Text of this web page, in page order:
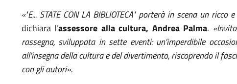
«"E... STATE CON LA BIBLIOTECA" porterà in scena un
dichiara l'assessore alla cultura, Andrea Palma.
rassegna, sviluppata in sette eventi: un'imperdibile
all'insegna della cultura e del divertimento, riscoprendo il
con gli autori».